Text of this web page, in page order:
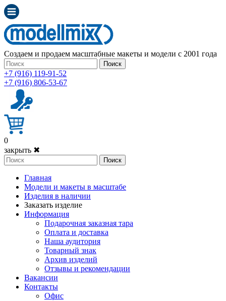
Создаем и продаем масштабные макеты и модели с 2001 года
Поиск
+7 (916) 119-91-52
+7 (916) 806-53-67
0
закрыть ✖
Поиск
Главная
Модели и макеты в масштабе
Изделия в наличии
Заказать изделие
Информация
Подарочная заказная тара
Оплата и доставка
Наша аудитория
Товарный знак
Архив изделий
Отзывы и рекомендации
Вакансии
Контакты
Офис